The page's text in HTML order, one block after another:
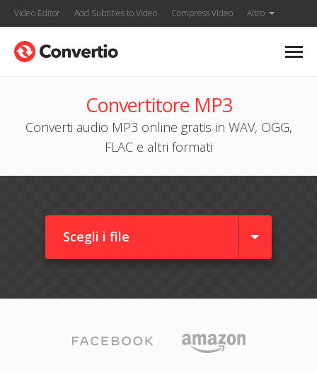
Video Editor Add Subtitles to Video Compress Video Altro
Convertitore MP3
Converti audio MP3 online gratis in WAV, OGG,
FLAC e altri formati
Scegli i file